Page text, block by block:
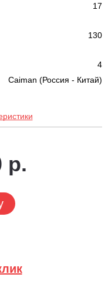
17
130
4
Caiman (Россия - Китай)
р.